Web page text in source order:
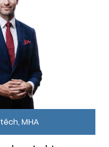
MHA